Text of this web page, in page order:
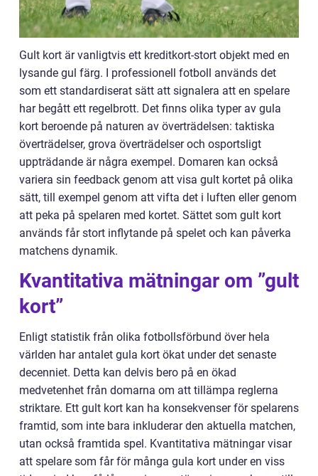
Gult kort är vanligtvis ett kreditkort-stort objekt med en
lysande gul färg. I professionell fotboll används det
som ett standardiserat sätt att signalera att en spelare
har begått ett regelbrott. Det finns olika typer av gula
kort beroende på naturen av överträdelsen: taktiska
överträdelser, grova överträdelser och osportsligt
uppträdande är några exempel. Domaren kan också
variera sin feedback genom att visa gult kortet på olika
sätt, till exempel genom att vifta det i luften eller genom
att peka på spelaren med kortet. Sättet som gult kort
används får stort inflytande på spelet och kan påverka
matchens dynamik.
Kvantitativa mätningar om ”gult
kort”
Enligt statistik från olika fotbollsförbund över hela
världen har antalet gula kort ökat under det senaste
decenniet. Detta kan delvis bero på en ökad
medvetenhet från domarna om att tillämpa reglerna
striktare. Ett gult kort kan ha konsekvenser för spelarens
framtid, som inte bara inkluderar den aktuella matchen,
utan också framtida spel. Kvantitativa mätningar visar
att spelare som får för många gula kort under en viss